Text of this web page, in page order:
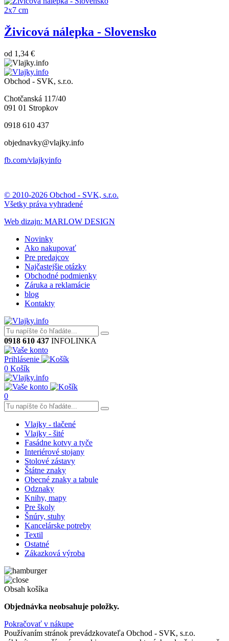
2x7 cm
Živicová nálepka - Slovensko
od 1,34 €
Obchod - SVK, s.r.o.
Chotčanská 117/40
091 01 Stropkov
0918 610 437
objednavky@vlajky.info
fb.com/vlajkyinfo
© 2010-2026 Obchod - SVK, s.r.o.
Všetky práva vyhradené
Web dizajn: MARLOW DESIGN
Novinky
Ako nakupovať
Pre predajcov
Najčastejšie otázky
Obchodné podmienky
Záruka a reklamácie
blog
Kontakty
0918 610 437 INFOLINKA
Prihlásenie
0 Košík
0
Vlajky - tlačené
Vlajky - šité
Fasádne kotvy a tyče
Interiérové stojany
Stolové zástavy
Štátne znaky
Obecné znaky a tabule
Odznaky
Knihy, mapy
Pre školy
Šnúry, stuhy
Kancelárske potreby
Textil
Ostatné
Zákazková výroba
Obsah košíka
Objednávka neobsahuje položky.
Pokračovať v nákupe
Používaním stránok prevádzkovateľa Obchod - SVK, s.r.o.